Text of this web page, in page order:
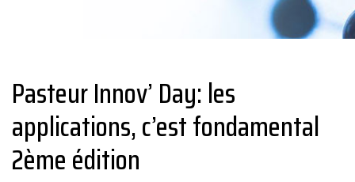
Pasteur Innov’ Day: les
applications, c’est fondamental
2ème édition